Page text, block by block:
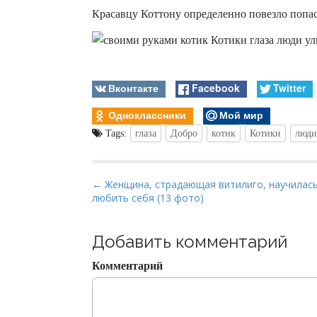
Красавцу Коттону определенно повезло
Вконтакте Facebook
Twitter
Одноклассники
Мой мир
Tags: глаза Добро котик Котики люди
P
o
t
n
a
← Женщина, страдающая витилиго,
любить себя (13 фото)
Добавить комментарий
Комментарий